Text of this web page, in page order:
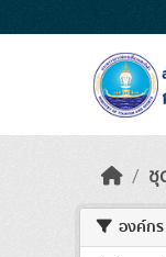
ชุ
องค์กร